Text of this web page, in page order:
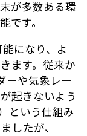
が多数ある環
です。
になり、よ
ます。従来か
ーや気象レー
起きないよう
という仕組み
したが、